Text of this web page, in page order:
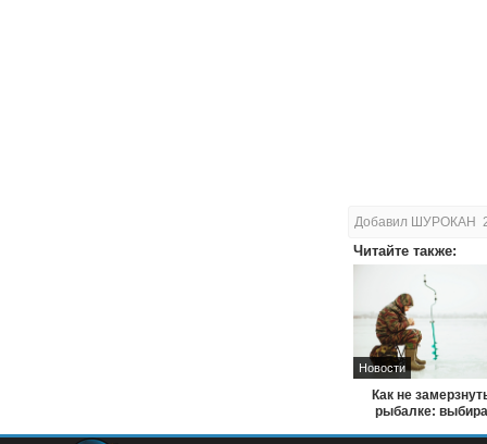
Добавил ШУРОКАН
Читайте также:
Как не
рыбалке:
Новости